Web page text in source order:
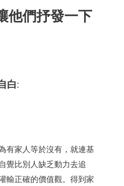
他們抒發一下
白:
有家人等於沒有，就連基
覺比別人缺乏動力去追
輸正確的價值觀。得到家